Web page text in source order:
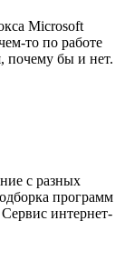
Microsoft
то по работе
почему бы и нет.
с разных
программ
Сервис интернет-